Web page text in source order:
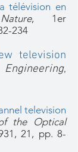
télévision en
, 1er
234
television
,
television
the Optical
21, pp. 8-